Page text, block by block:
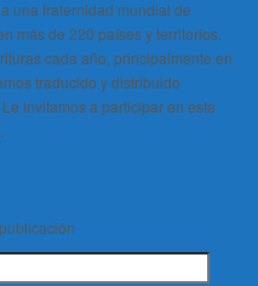
una fraternidad mundial de
más de 220 países y territorios.
cada año, principalmente en
traducido y distribuido
invitamos a participar en este